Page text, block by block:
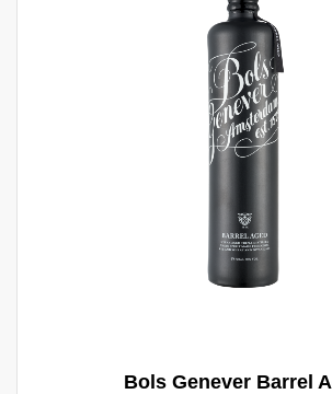
Bols Genever Barrel